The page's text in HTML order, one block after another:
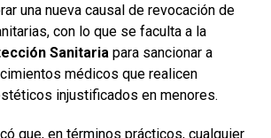
una nueva causal de revocación de
con lo que se faculta a la
Sanitaria para sancionar a
médicos que realicen
injustificados en menores.
que, en términos prácticos, cualquier